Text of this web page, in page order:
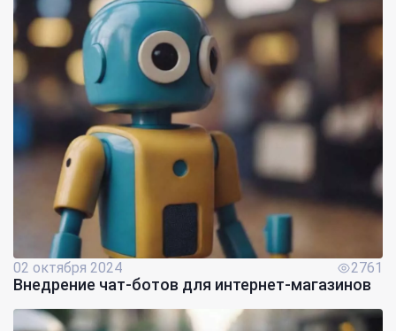
02 октября 2024 2761
Внедрение чат-ботов для интернет-магазинов